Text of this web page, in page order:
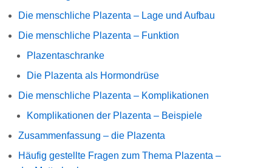
Die menschliche Plazenta – Lage und Aufbau
Die menschliche Plazenta – Funktion
Plazentaschranke
Die Plazenta als Hormondrüse
Die menschliche Plazenta – Komplikationen
Komplikationen der Plazenta – Beispiele
Zusammenfassung – die Plazenta
Häufig gestellte Fragen zum Thema Plazenta –